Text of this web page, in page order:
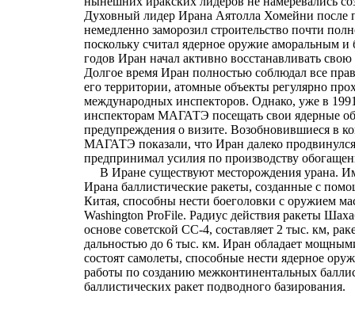
Духовный лидер Ирана Аятолла Хомейни после
немедленно заморозил строительство почти
поскольку считал ядерное оружие аморальным
годов Иран начал активно восстанавливать
Долгое время Иран полностью соблюдал все
его территории, атомные объекты регулярно
международных инспекторов. Однако, уже в
инспекторам МАГАТЭ посещать свои ядерные
предупреждения о визите. Возобновившиеся в
МАГАТЭ показали, что Иран далеко
предпринимал усилия по производству
В Иране существуют месторождения урана.
Ирана баллистические ракеты, созданные с
Китая, способны нести боеголовки с оружием
Washington ProFile. Радиус действия ракеты
основе советской СС-4, составляет 2 тыс. км,
дальностью до 6 тыс. км. Иран обладает
состоят самолеты, способные нести ядерное
работы по созданию межконтинентальных
баллистических ракет подводного базирования.